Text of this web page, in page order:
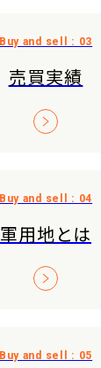
売買実績
軍用地とは